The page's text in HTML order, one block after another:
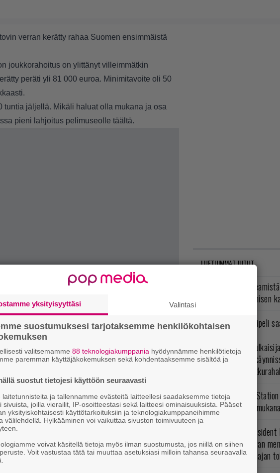
verran kerätty rahaa Suomen ensimmäistä
joukkorahoitus on ylittänyt villeimmätkin
peräti yli 81 000 euroa. Minimitavoite oli 50
jäljellä. Mikäli haluat olla mukana ja osa
pieni lahjoitus pelimuseolle täältä.
LUETUIMMAT JUTUT
Loistopeli
kiirettä lataamisen
Ubisoftin hittipeli
Rakastettu
valtavat alet
klassikoita
Elokuun
ilmestyivät –
Tulevasta
näyttäisi tulevan
miljoonan pelaajan
yksityisyyttäsi Valintasi
suostumuksesi tarjotaksemme henkilökohtaisen
valitsemamme 88 teknologiakumppania hyödynnämme henkilötietoja
paremman käyttäjäkokemuksen sekä kohdentaaksemme sisältöä ja
suostut tietojesi käyttöön seuraavasti
laitetunnisteita ja tallennamme evästeitä laitteellesi saadaksemme tietoja
sivuista, joilla vierailit, IP-osoitteestasi sekä laitteesi ominaisuuksista. Pääset
yksityiskohtaisesti käyttötarkoituksiin ja teknologiakumppaneihimme
välilehdellä. Hylkääminen voi vaikuttaa sivuston toimivuuteen ja
voivat käsitellä tietoja myös ilman suostumusta, jos niillä on siihen
Voit vastustaa tätä tai muuttaa asetuksiasi milloin tahansa seuraavalla